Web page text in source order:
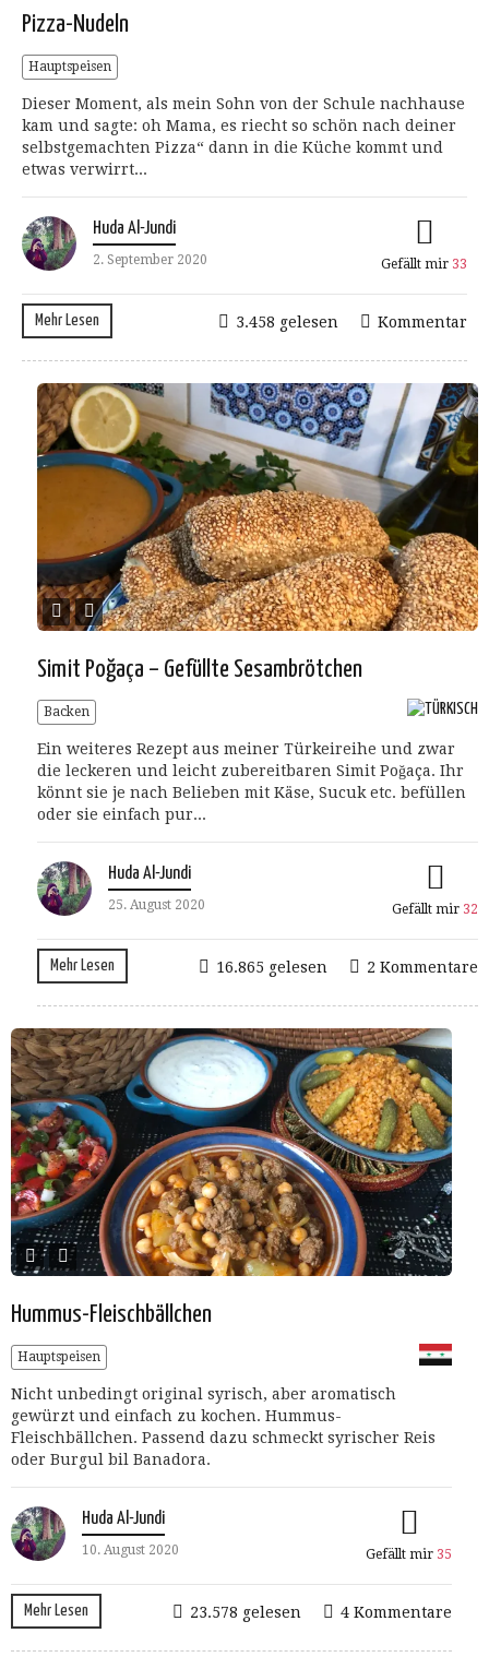
Pizza-Nudeln
Hauptspeisen
Dieser Moment, als mein Sohn von der Schule nachhause
kam und sagte: oh Mama, es riecht so schön nach deiner
selbstgemachten Pizza“ dann in die Küche kommt und
etwas verwirrt...
Huda Al-Jundi
2. September 2020 Gefällt mir 33
Mehr Lesen Kommentar
3.458 gelesen
Simit Poğaça – Gefüllte Sesambrötchen
Backen
Ein weiteres Rezept aus meiner Türkeireihe und zwar
die leckeren und leicht zubereitbaren Simit Poğaça. Ihr
könnt sie je nach Belieben mit Käse, Sucuk etc. befüllen
oder sie einfach pur...
Huda Al-Jundi
25. August 2020 Gefällt mir 32
Mehr Lesen 2 Kommentare
16.865 gelesen
Hummus-Fleischbällchen
Hauptspeisen
Nicht unbedingt original syrisch, aber aromatisch
gewürzt und einfach zu kochen. Hummus-
Fleischbällchen. Passend dazu schmeckt syrischer Reis
oder Burgul bil Banadora.
Huda Al-Jundi
10. August 2020 Gefällt mir 35
Mehr Lesen 4 Kommentare
23.578 gelesen